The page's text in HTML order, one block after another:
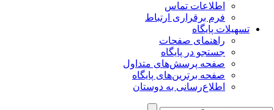
اطلاعات تماس
فرم برقراری ارتباط
تسهیلات پایگاه
راهنمای صفحات
جستجو در پایگاه
صفحه پرسش‌های متداول
صفحه برترین‌های پایگاه
اطلاع‌رسانی به دوستان